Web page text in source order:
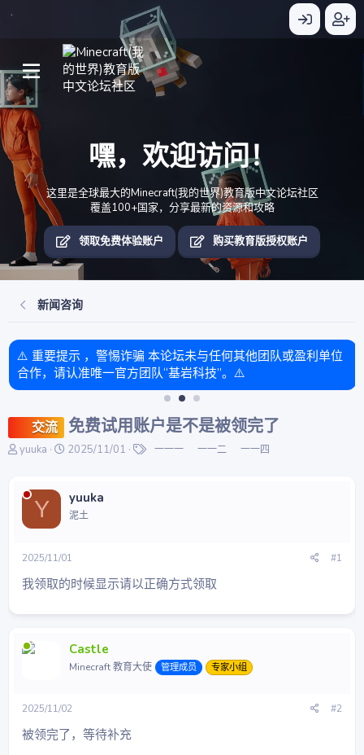
嘿，欢迎访问！
这里是全球最大的Minecraft(我的世界)教育版中文论坛社区
覆盖100+国家，分享最新的资源和攻略
领取免费体验账户 购买教育版授权账户
新闻咨询
⚠️ 重要提示 ，警惕诈骗 本论坛未与任何其他团队或盈利单位
合作，请认准唯一官方团队“基岩科技”。⚠️
交流 免费试用账户是不是被领完了
主
起
yuuka
开
间
2025/11/01
标
一一一 一一二 一一四
Y yuuka
泥土
2025/11/01 #1
我领取的时候显示请以正确方式领取
Castle
Minecraft 教育大使 管理成员 专家小组
2025/11/02 #2
被领完了，等待补充